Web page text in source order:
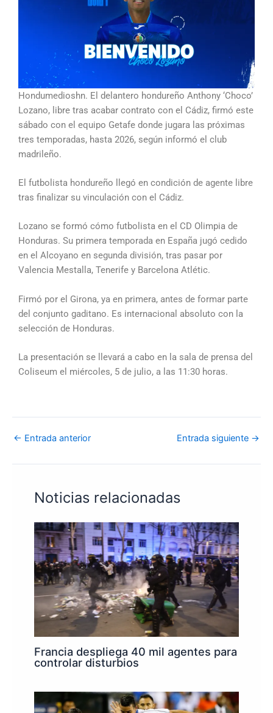
Hondumedioshn. El delantero hondureño Anthony ‘Choco’
Lozano, libre tras acabar contrato con el Cádiz, firmó este
sábado con el equipo Getafe donde jugara las próximas
tres temporadas, hasta 2026, según informó el club
madrileño.
El futbolista hondureño llegó en condición de agente libre
tras finalizar su vinculación con el Cádiz.
Lozano se formó cómo futbolista en el CD Olimpia de
Honduras. Su primera temporada en España jugó cedido
en el Alcoyano en segunda división, tras pasar por
Valencia Mestalla, Tenerife y Barcelona Atlétic.
Firmó por el Girona, ya en primera, antes de formar parte
del conjunto gaditano. Es internacional absoluto con la
selección de Honduras.
La presentación se llevará a cabo en la sala de prensa del
Coliseum el miércoles, 5 de julio, a las 11:30 horas.
← Entrada anterior Entrada siguiente →
Noticias relacionadas
Francia despliega 40 mil agentes para
controlar disturbios